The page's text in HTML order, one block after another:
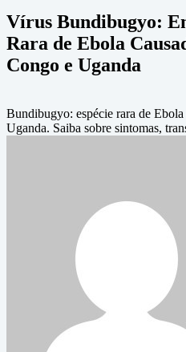
Vírus Bundibugyo:
Rara de Ebola
Congo e Uganda
Bundibugyo: espécie rara de
Uganda. Saiba sobre sintomas,